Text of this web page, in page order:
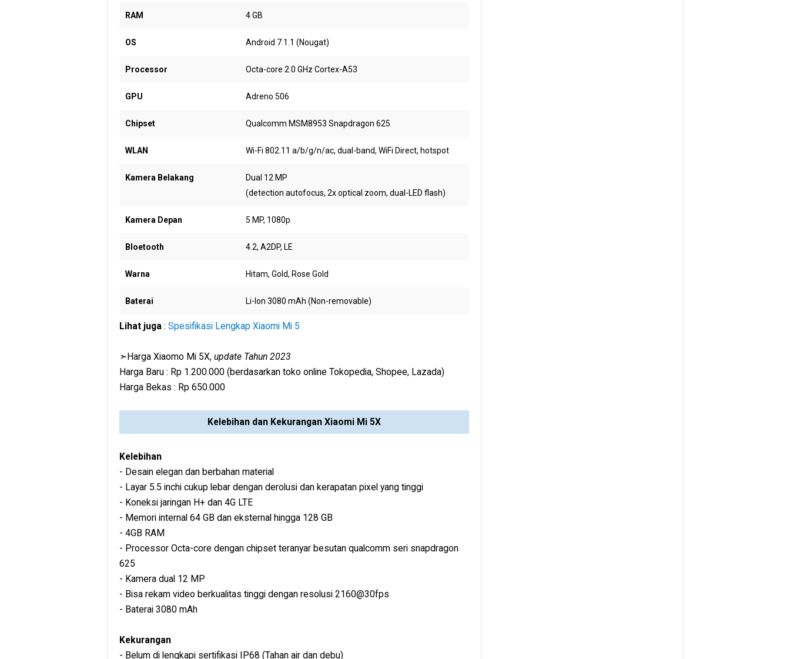
RAM 4 GB
OS Android 7.1.1 (Nougat)
Processor Octa-core 2.0 GHz Cortex-A53
GPU Adreno 506
Chipset Qualcomm MSM8953 Snapdragon 625
WLAN Wi-Fi 802.11 a/b/g/n/ac, dual-band, WiFi Direct, hotspot
Kamera Belakang
Dual 12 MP
(detection autofocus, 2x optical zoom, dual-LED flash)
Kamera Depan 5 MP, 1080p
Bloetooth 4.2, A2DP, LE
Warna Hitam, Gold, Rose Gold
Baterai Li-Ion 3080 mAh (Non-removable)
Lihat juga : Spesifikasi Lengkap Xiaomi Mi 5
➣Harga Xiaomo Mi 5X, update Tahun 2023
Harga Baru : Rp 1.200.000 (berdasarkan toko online Tokopedia, Shopee, Lazada)
Harga Bekas : Rp 650.000
Kelebihan dan Kekurangan Xiaomi Mi 5X
Kelebihan
- Desain elegan dan berbahan material
- Layar 5.5 inchi cukup lebar dengan derolusi dan kerapatan pixel yang tinggi
- Koneksi jaringan H+ dan 4G LTE
- Memori internal 64 GB dan eksternal hingga 128 GB
- 4GB RAM
- Processor Octa-core dengan chipset teranyar besutan qualcomm seri snapdragon
625
- Kamera dual 12 MP
- Bisa rekam video berkualitas tinggi dengan resolusi 2160@30fps
- Baterai 3080 mAh
Kekurangan
- Belum di lengkapi sertifikasi IP68 (Tahan air dan debu)